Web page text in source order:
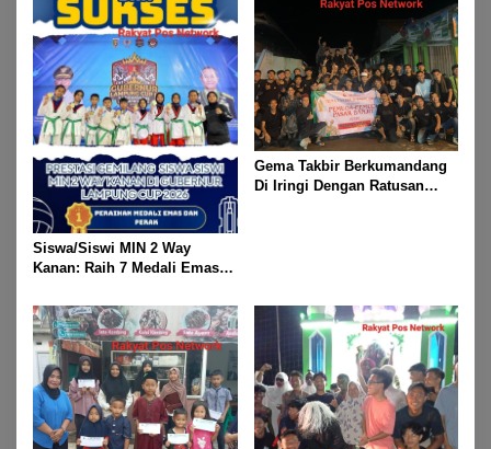
Siswa/Siswi MIN 2 Way
Kanan: Raih 7 Medali Emas
Gubernur Lampung Cup 2
Taekwondo Championship
2026
Gema Takbir Berkumandang
Di Iringi Dengan Ratusan